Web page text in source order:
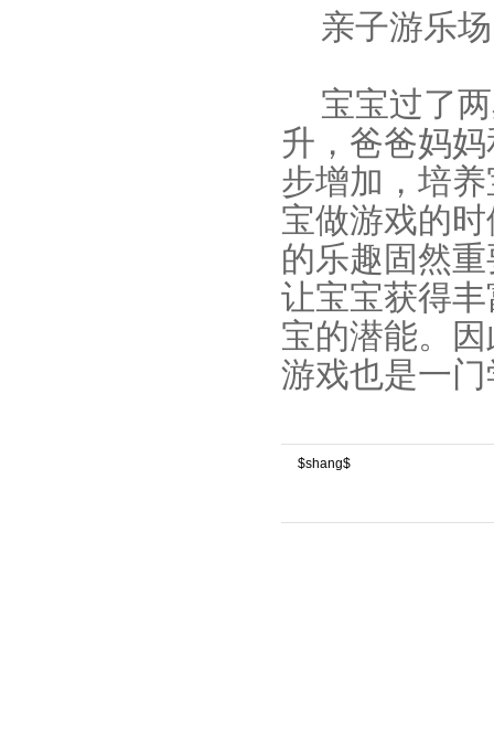
亲子游乐场
宝宝过了
升，爸爸妈
步增加，培
宝做游戏的
的乐趣固然
让宝宝获得
宝的潜能。
游戏也是一
$shang$